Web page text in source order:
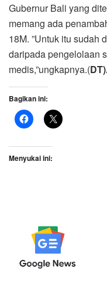
Gubernur Bali yang
memang ada
18M. ”Untuk itu sudah
daripada pengelolaan
medis,”ungkapnya.(
Bagikan ini:
Menyukai ini: